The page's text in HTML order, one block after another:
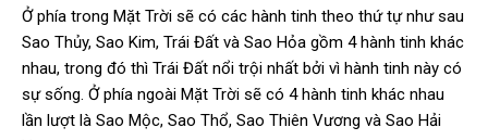
Ở phía trong Mặt Trời sẽ có các hành tinh theo thứ tự như sau
Sao Thủy, Sao Kim, Trái Đất và Sao Hỏa gồm 4 hành tinh khác
nhau, trong đó thì Trái Đất nổi trội nhất bởi vì hành tinh này có
sự sống. Ở phía ngoài Mặt Trời sẽ có 4 hành tinh khác nhau
lần lượt là Sao Mộc, Sao Thổ, Sao Thiên Vương và Sao Hải